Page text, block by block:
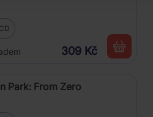
CD
309 Kč
Park: From Zero